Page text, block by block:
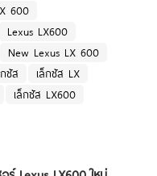
600
Lexus LX600
New Lexus LX 600
ซัส
เล็กซัส LX
เล็กซัส LX600